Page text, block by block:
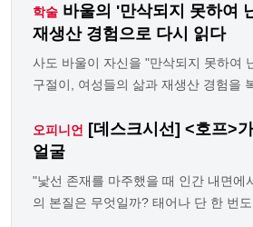
학술 바울의 '만삭되지 못하여
재생산 경험으로 다시 읽다
사도 바울이 자신을 "만삭되지 못하여
구절이, 여성들의 삶과 재생산 경험을
오피니언 [데스크시선] <호프>
얼굴
"낯선 존재를 마주했을 때 인간 내면에
의 본질은 무엇일까? 태어나 단 한 번도